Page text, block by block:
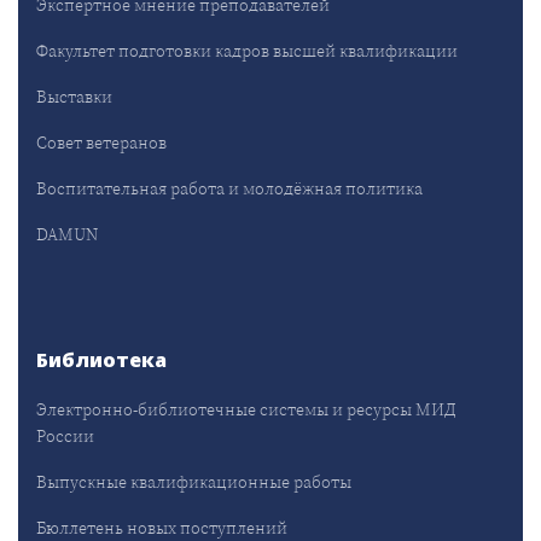
Факультет подготовки кадров высшей квалификации
Выставки
Совет ветеранов
Воспитательная работа и молодёжная политика
DAMUN
Библиотека
Электронно-библиотечные системы и ресурсы МИД
России
Выпускные квалификационные работы
Бюллетень новых поступлений